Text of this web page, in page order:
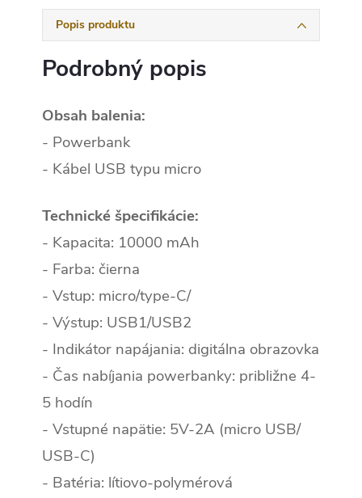
Popis produktu
Podrobný popis
Obsah balenia:
- Powerbank
- Kábel USB typu micro
Technické špecifikácie:
- Kapacita: 10000 mAh
- Farba: čierna
- Vstup: micro/type-C/
- Výstup: USB1/USB2
- Indikátor napájania: digitálna obrazovka
- Čas nabíjania powerbanky: približne 4-
5 hodín
- Vstupné napätie: 5V-2A (micro USB/
USB-C)
- Batéria: lítiovo-polymérová